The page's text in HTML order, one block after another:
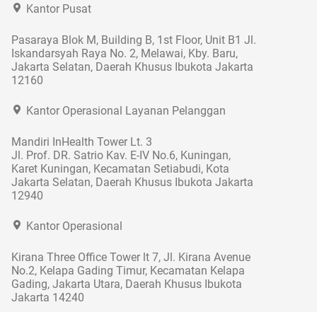
Kantor Pusat
Pasaraya Blok M, Building B, 1st Floor, Unit B1 Jl.
Iskandarsyah Raya No. 2, Melawai, Kby. Baru,
Jakarta Selatan, Daerah Khusus Ibukota Jakarta
12160
Kantor Operasional Layanan Pelanggan
Mandiri InHealth Tower Lt. 3
Jl. Prof. DR. Satrio Kav. E-IV No.6, Kuningan,
Karet Kuningan, Kecamatan Setiabudi, Kota
Jakarta Selatan, Daerah Khusus Ibukota Jakarta
12940
Kantor Operasional
Kirana Three Office Tower lt 7, Jl. Kirana Avenue
No.2, Kelapa Gading Timur, Kecamatan Kelapa
Gading, Jakarta Utara, Daerah Khusus Ibukota
Jakarta 14240